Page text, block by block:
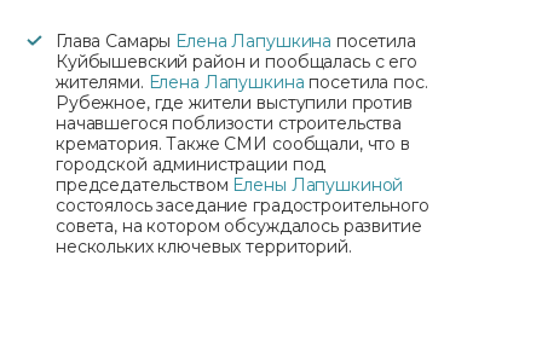
Глава Самары Елена Лапушкина посетила
Куйбышевский район и пообщалась с его
жителями. Елена Лапушкина посетила пос.
Рубежное, где жители выступили против
начавшегося поблизости строительства
крематория. Также СМИ сообщали, что в
городской администрации под
председательством Елены Лапушкиной
состоялось заседание градостроительного
совета, на котором обсуждалось развитие
нескольких ключевых территорий.